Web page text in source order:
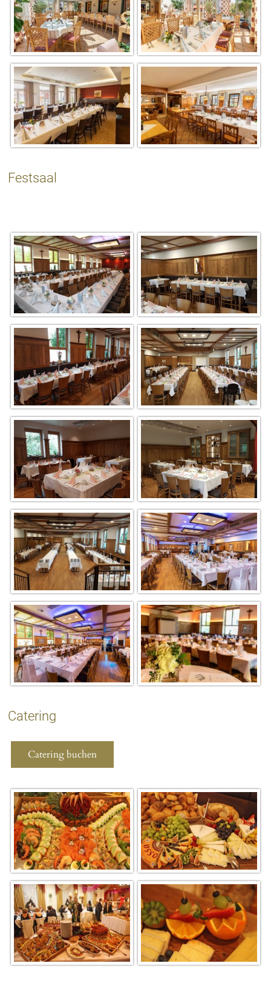
Festsaal
Catering
Catering buchen